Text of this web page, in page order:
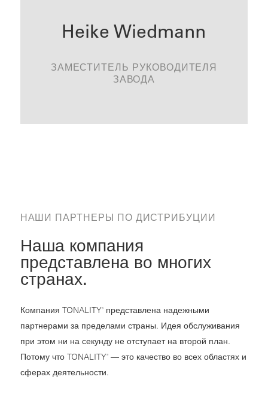
Heike Wiedmann
ЗАМЕСТИТЕЛЬ РУКОВОДИТЕЛЯ
ЗАВОДА
СВЯЗАТЬСЯ
НАШИ ПАРТНЕРЫ ПО ДИСТРИБУЦИИ
Наша компания
представлена во многих
странах.
Компания TONALITY®представлена надежными
партнерами за пределами страны. Идея обслуживания
при этом ни на секунду не отступает на второй план.
Потому что TONALITY®— это качество во всех областях и
сферах деятельности.